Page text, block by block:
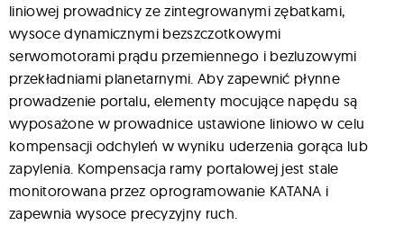
liniowej prowadnicy ze zintegrowanymi zębatkami,
wysoce dynamicznymi bezszczotkowymi
serwomotorami prądu przemiennego i bezluzowymi
przekładniami planetarnymi. Aby zapewnić płynne
prowadzenie portalu, elementy mocujące napędu są
wyposażone w prowadnice ustawione liniowo w celu
kompensacji odchyleń w wyniku uderzenia gorąca lub
zapylenia. Kompensacja ramy portalowej jest stale
monitorowana przez oprogramowanie KATANA i
zapewnia wysoce precyzyjny ruch.